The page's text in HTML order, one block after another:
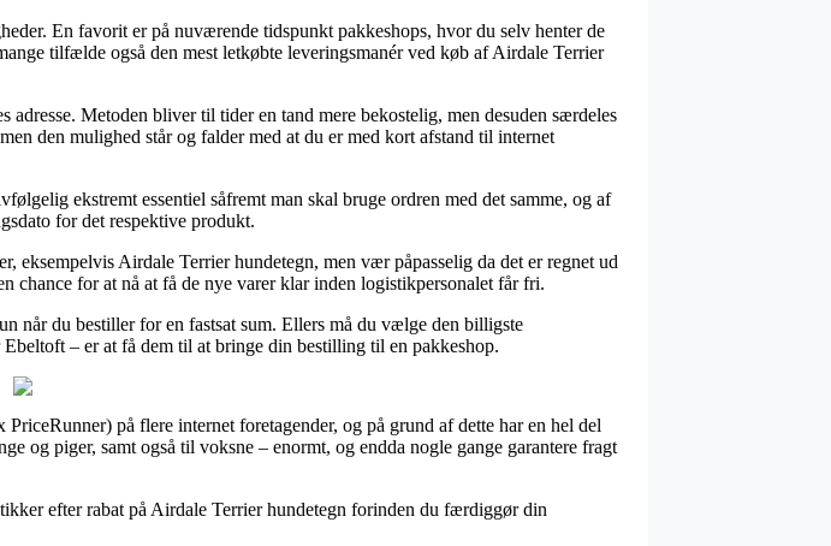
En favorit er på nuværende tidspunkt pakkeshops, hvor du selv henter de
tilfælde også den mest letkøbte leveringsmanér ved køb af Airdale Terrier
Metoden bliver til tider en tand mere bekostelig, men desuden særdeles
den mulighed står og falder med at du er med kort afstand til internet
ekstremt essentiel såfremt man skal bruge ordren med det samme, og af
for det respektive produkt.
Airdale Terrier hundetegn, men vær påpasselig da det er regnet ud
chance for at nå at få de nye varer klar inden logistikpersonalet får fri.
når du bestiller for en fastsat sum. Ellers må du vælge den billigste
– er at få dem til at bringe din bestilling til en pakkeshop.
på flere internet foretagender, og på grund af dette har en hel del
og piger, samt også til voksne – enormt, og endda nogle gange garantere fragt
efter rabat på Airdale Terrier hundetegn forinden du færdiggør din